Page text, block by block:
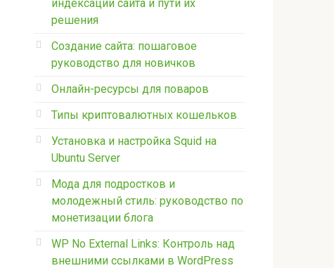
индексации сайта и пути их
решения
Создание сайта: пошаговое
руководство для новичков
Онлайн-ресурсы для поваров
Типы криптовалютных кошельков
Установка и настройка Squid на
Ubuntu Server
Мода для подростков и
молодежный стиль: руководство по
монетизации блога
WP No External Links: Контроль над
внешними ссылками в WordPress